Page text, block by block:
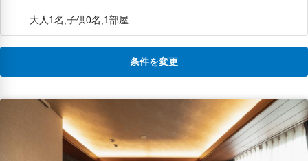
大人1名,子供0名,1部屋
条件を変更